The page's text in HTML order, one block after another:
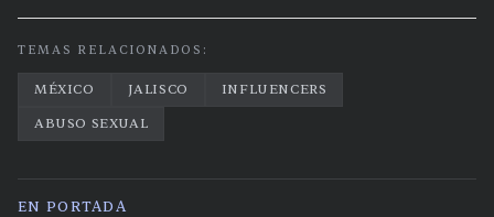
TEMAS RELACIONADOS:
MÉXICO JALISCO
INFLUENCERS
ABUSO SEXUAL
EN PORTADA